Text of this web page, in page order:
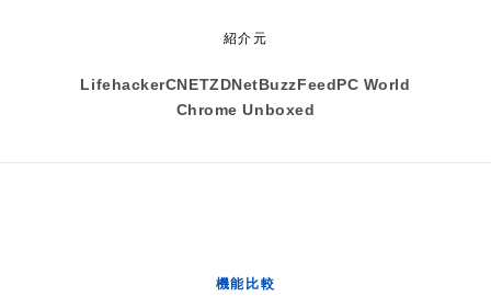
紹介元
LifehackerCNETZDNet BuzzFeed PC World
Chrome Unboxed
機能比較